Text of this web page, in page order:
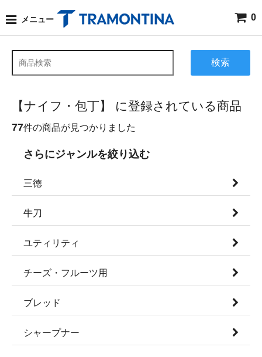
メニュー 0
検索
【ナイフ・包丁】 に登録されている商品
77件の商品が見つかりました
さらにジャンルを絞り込む
三徳
牛刀
ユティリティ
チーズ・フルーツ用
ブレッド
シャープナー